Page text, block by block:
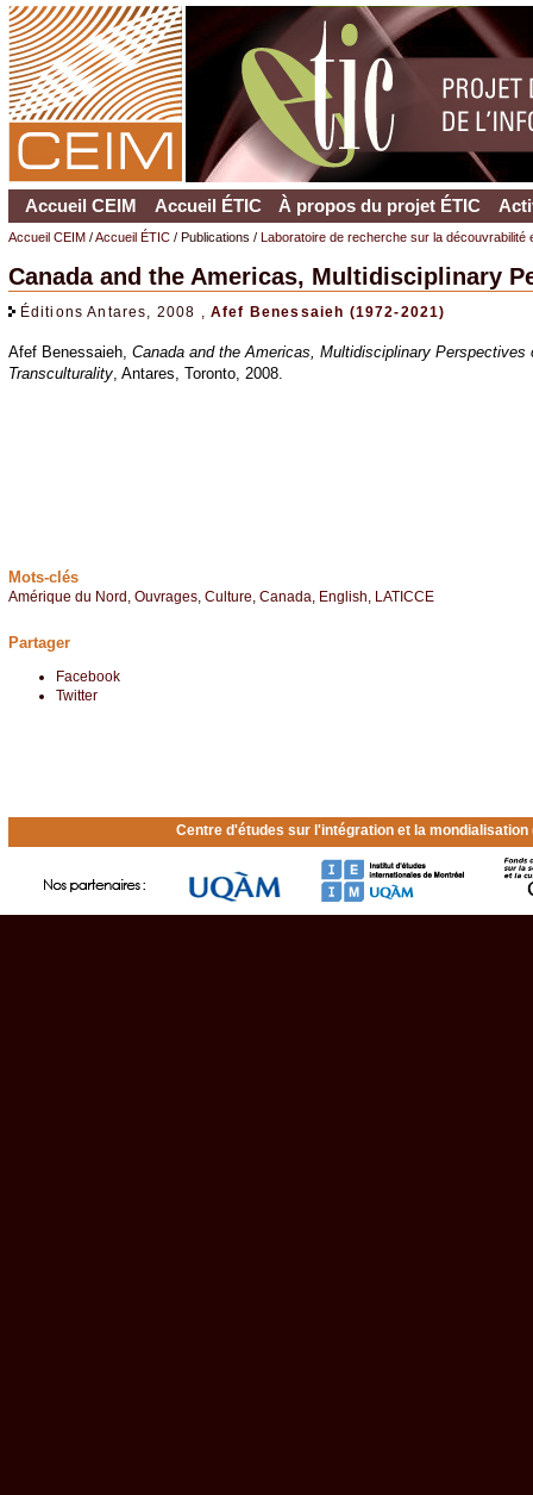
Accueil CEIM Accueil ÉTIC À propos du projet ÉTIC
Accueil CEIM/Accueil ÉTIC/ Publications / Laboratoire de recherche sur la
Canada and the Americas, Multidisciplinary
Éditions Antares, 2008 , Afef Benessaieh (1972-2021)
Afef Benessaieh, Canada and the Americas, Multidisciplinary Perspectives
Transculturality, Antares, Toronto, 2008.
Mots-clés
Amérique du Nord Ouvrages, Culture Canada English LATICCE
Partager
Facebook
Twitter
Centre d'études sur l'intégration et la mondialisation